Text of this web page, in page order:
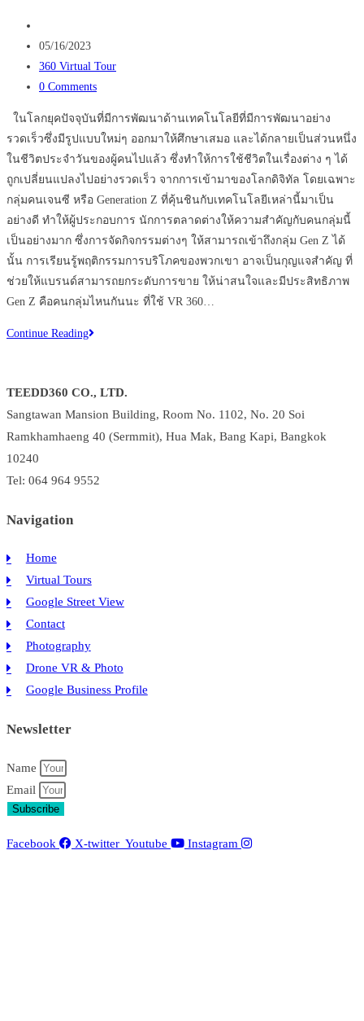
author:
Post
published:
05/16/2023
Post
category:
360 Virtual Tour
Post
0 Comments
ในโลกยุคปัจจุบันที่มีการพัฒนาด้านเทคโนโลยีที่มีการพัฒนาอย่าง
รวดเร็วซึ่งมีรูปแบบใหม่ๆ ออกมาให้ศึกษาเสมอ และได้กลายเป็นส่วนหนึ่ง
ในชีวิตประจำวันของผู้คนไปแล้ว ซึ่งทำให้การใช้ชีวิตในเรื่องต่าง ๆ ได้
ถูกเปลี่ยนแปลงไปอย่างรวดเร็ว จากการเข้ามาของโลกดิจิทัล โดยเฉพาะ
กลุ่มคนเจนซี หรือ Generation Z ที่คุ้นชินกับเทคโนโลยีเหล่านี้มาเป็น
อย่างดี ทำให้ผู้ประกอบการ นักการตลาดต่างให้ความสำคัญกับคนกลุ่มนี้
เป็นอย่างมาก ซึ่งการจัดกิจกรรมต่างๆ ให้สามารถเข้าถึงกลุ่ม Gen Z ได้
นั้น การเรียนรู้พฤติกรรมการบริโภคของพวกเขา อาจเป็นกุญแจสำคัญ ที่
ช่วยให้แบรนด์สามารถยกระดับการขาย ให้น่าสนใจและมีประสิทธิภาพ
Gen Z คือคนกลุ่มไหนกันนะ ที่ใช้ VR 360…
Continue Readingใช้
อย่างไร
ให้
ทัช
และ
Z
มาก
TEEDD360 CO., LTD.
Sangtawan Mansion Building, Room No. 1102, No. 20 Soi
Ramkhamhaeng 40 (Sermmit), Hua Mak, Bang Kapi, Bangkok
10240
Tel: 064 964 9552
Navigation
Home
Virtual Tours
Google Street View
Contact
Photography
Drone VR & Photo
Google Business Profile
Newsletter
Name
Email
Subscribe
Facebook X-twitter Youtube Instagram